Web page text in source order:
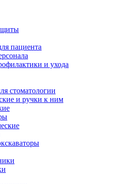
пациента
и ухода
стоматологии
и ручки к ним